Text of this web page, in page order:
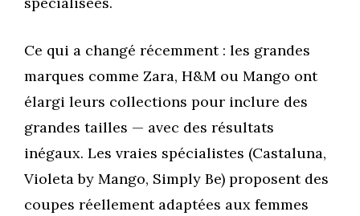
Ce qui a changé récemment : les grandes
marques comme Zara, H&M ou Mango ont
élargi leurs collections pour inclure des
grandes tailles — avec des résultats
inégaux. Les vraies spécialistes (Castaluna,
Violeta by Mango, Simply Be) proposent des
coupes réellement adaptées aux femmes